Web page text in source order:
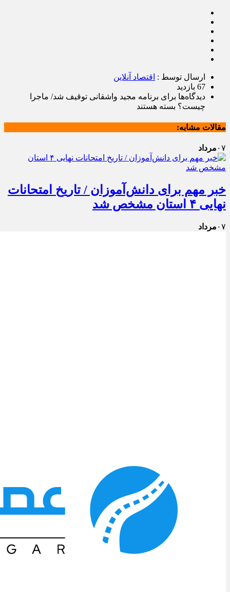
ارسال توسط : اقتصاد آنلاین
67 بازدید
دیدگاه‌ها برای برنامه مجید واشقانی توقیف شد/ ماجرا
چیست؟ بسته هستند
مقالات مشابه:
۰۷ مرداد
خبر مهم برای دانش‌آموزان / تاریخ امتحانات
نهایی ۴ استان مشخص شد
۰۷ مرداد